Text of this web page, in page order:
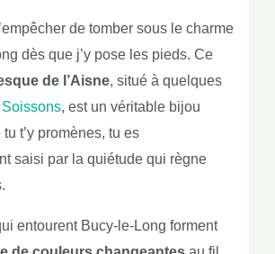
de tomber sous le charme
dès que j’y pose les pieds. Ce
de l’Aisne, situé à quelques
Soissons, est un véritable bijou
t’y promènes, tu es
saisi par la quiétude qui règne
entourent Bucy-le-Long forment